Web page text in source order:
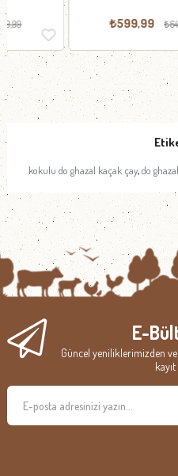
₺649,00
kokulu do ghazal kaçak çay, do
E-
Güncel yeniliklerimizden